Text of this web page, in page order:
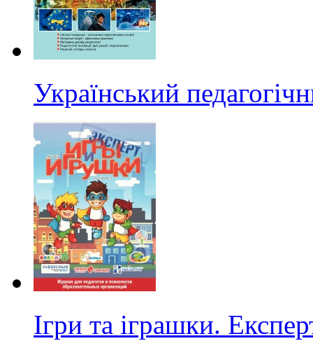
Український
Ігри та іграшки.